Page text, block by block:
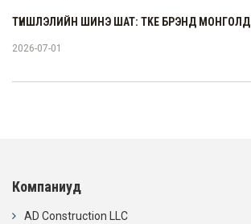
ТҮНШЛЭЛИЙН ШИНЭ ШАТ: TKE БРЭНД МОНГОЛД
2026-07-01
Компаниуд
AD Construction LLC